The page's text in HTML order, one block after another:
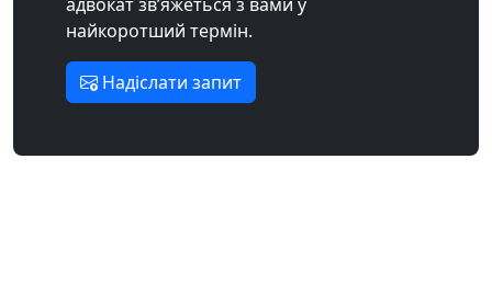
найкоротший термін.
Надіслати запит